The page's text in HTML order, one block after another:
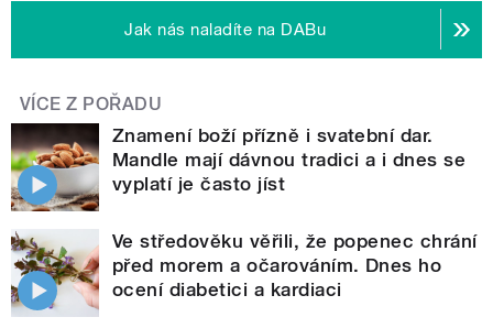
Jak nás naladíte na DABu
VÍCE Z POŘADU
Znamení boží přízně i svatební dar.
Mandle mají dávnou tradici a i dnes se
vyplatí je často jíst
Ve středověku věřili, že popenec chrání
před morem a očarováním. Dnes ho
ocení diabetici a kardiaci